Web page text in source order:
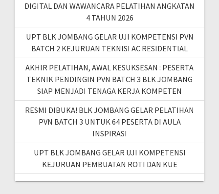
DIGITAL DAN WAWANCARA PELATIHAN ANGKATAN
4 TAHUN 2026
UPT BLK JOMBANG GELAR UJI KOMPETENSI PVN
BATCH 2 KEJURUAN TEKNISI AC RESIDENTIAL
AKHIR PELATIHAN, AWAL KESUKSESAN : PESERTA
TEKNIK PENDINGIN PVN BATCH 3 BLK JOMBANG
SIAP MENJADI TENAGA KERJA KOMPETEN
RESMI DIBUKA! BLK JOMBANG GELAR PELATIHAN
PVN BATCH 3 UNTUK 64 PESERTA DI AULA
INSPIRASI
UPT BLK JOMBANG GELAR UJI KOMPETENSI
KEJURUAN PEMBUATAN ROTI DAN KUE